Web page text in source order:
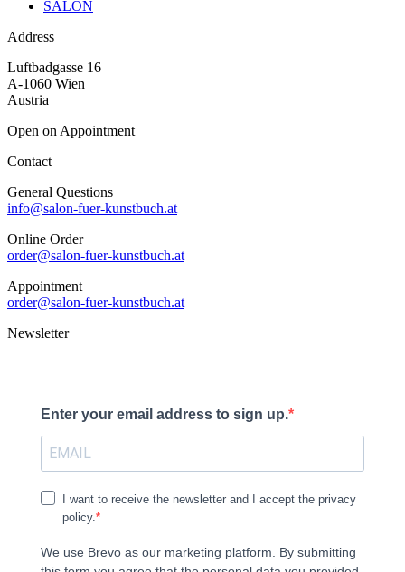
SALON
Address
Luftbadgasse 16
A-1060 Wien
Austria
Open on Appointment
Contact
General Questions
info@salon-fuer-kunstbuch.at
Online Order
order@salon-fuer-kunstbuch.at
Appointment
order@salon-fuer-kunstbuch.at
Newsletter
Enter your email address to sign up.
I want to receive the newsletter and I accept the privacy
policy.
We use Brevo as our marketing platform. By submitting